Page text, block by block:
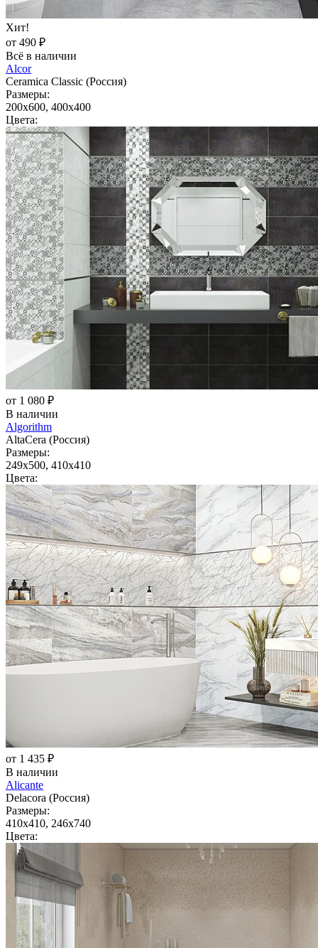
Хит!
от 490 ₽
Всё в наличии
Alcor
Ceramica Classic (Россия)
Размеры:
200x600, 400x400
Цвета:
от 1 080 ₽
В наличии
Algorithm
AltaCera (Россия)
Размеры:
249x500, 410x410
Цвета:
от 1 435 ₽
В наличии
Alicante
Delacora (Россия)
Размеры:
410x410, 246x740
Цвета: